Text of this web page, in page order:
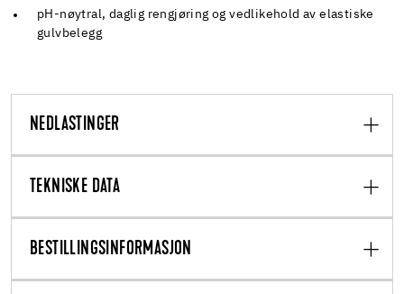
pH-nøytral, daglig rengjøring og vedlikehold av elastiske
gulvbelegg
NEDLASTINGER
TEKNISKE DATA
BESTILLINGSINFORMASJON